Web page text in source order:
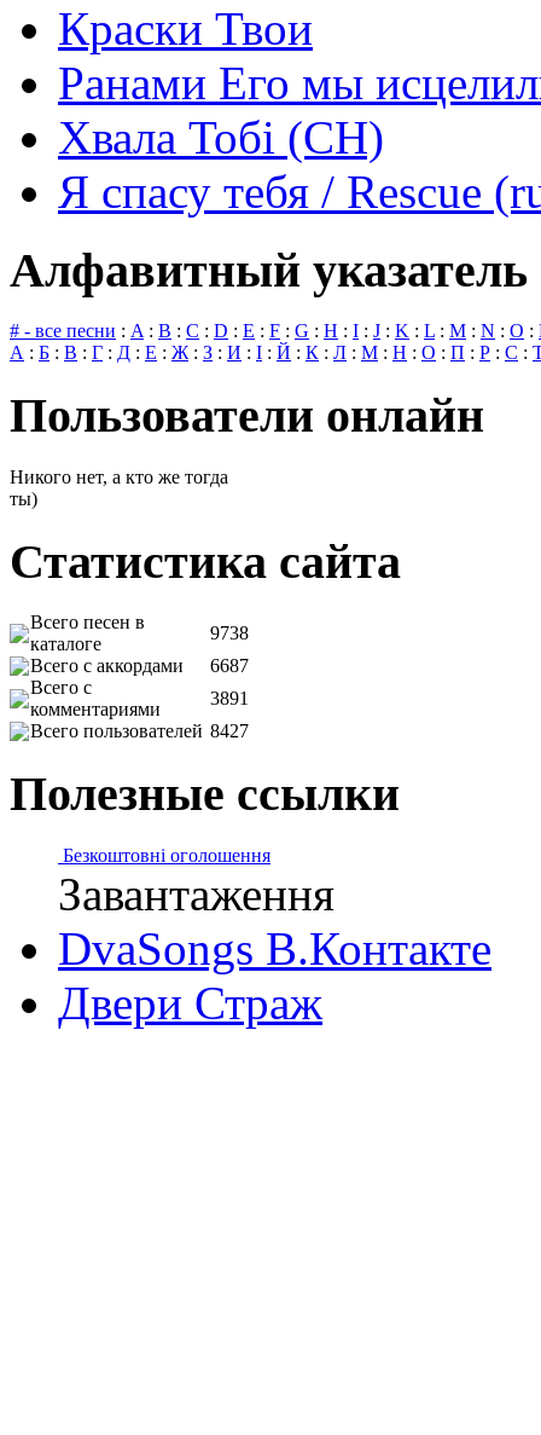
Краски Твои
Ранами Его мы
Хвала Тобі (СН)
Я спасу тебя / Rescue
Алфавитный указатель
# - все песни : A : B : C : D : E : F : G : H : I : J : K : L : M : N : O :
А : Б : В : Г : Д : Е : Ж : З : И : І : Й : К : Л : М : Н : О : П : Р : С :
Пользователи онлайн
Никого нет, а кто же тогда
ты)
Статистика сайта
Всего песен в
каталоге
9738
Всего с аккордами
6687
Всего с
комментариями
3891
Всего пользователей 8427
Полезные ссылки
Безкоштовні оголошення
Завантаження
DvaSongs В.Контакте
Двери Страж